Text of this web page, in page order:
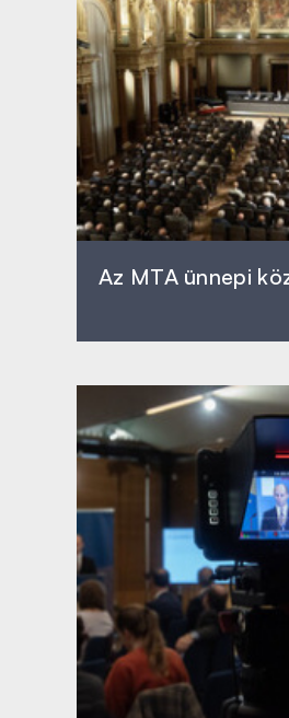
Az MTA ünnepi